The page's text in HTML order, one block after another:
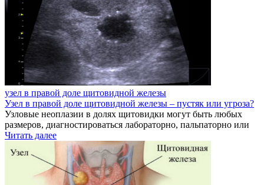
узел в правой доле щитовидной железы
Узел в правой доле щитовидной железы – пустяк или угроза?
Узловые неоплазии в долях щитовидки могут быть любых
размеров, диагностироваться лабораторно, пальпаторно или
Читать далее